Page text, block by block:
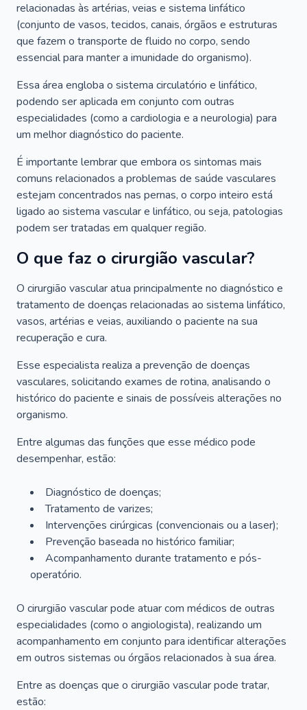
relacionadas às artérias, veias e sistema linfático
(conjunto de vasos, tecidos, canais, órgãos e estruturas
que fazem o transporte de fluido no corpo, sendo
essencial para manter a imunidade do organismo).
Essa área engloba o sistema circulatório e linfático,
podendo ser aplicada em conjunto com outras
especialidades (como a cardiologia e a neurologia) para
um melhor diagnóstico do paciente.
É importante lembrar que embora os sintomas mais
comuns relacionados a problemas de saúde vasculares
estejam concentrados nas pernas, o corpo inteiro está
ligado ao sistema vascular e linfático, ou seja, patologias
podem ser tratadas em qualquer região.
O que faz o cirurgião vascular?
O cirurgião vascular atua principalmente no diagnóstico e
tratamento de doenças relacionadas ao sistema linfático,
vasos, artérias e veias, auxiliando o paciente na sua
recuperação e cura.
Esse especialista realiza a prevenção de doenças
vasculares, solicitando exames de rotina, analisando o
histórico do paciente e sinais de possíveis alterações no
organismo.
Entre algumas das funções que esse médico pode
desempenhar, estão:
Diagnóstico de doenças;
Tratamento de varizes;
Intervenções cirúrgicas (convencionais ou a laser);
Prevenção baseada no histórico familiar;
Acompanhamento durante tratamento e pós-
operatório.
O cirurgião vascular pode atuar com médicos de outras
especialidades (como o angiologista), realizando um
acompanhamento em conjunto para identificar alterações
em outros sistemas ou órgãos relacionados à sua área.
Entre as doenças que o cirurgião vascular pode tratar,
estão: